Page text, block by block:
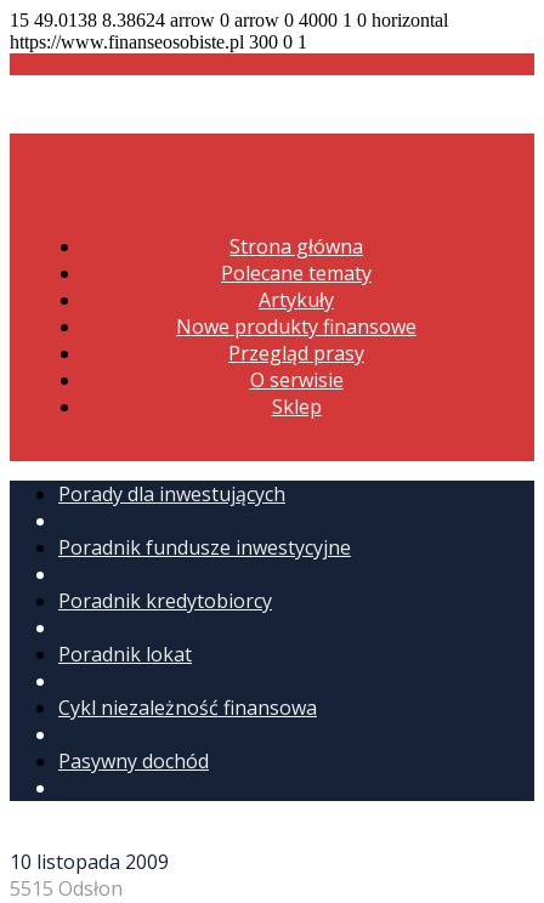
15 49.0138 8.38624 arrow 0 arrow 0 4000 1 0 horizontal
https://www.finanseosobiste.pl 300 0 1
Strona główna
Polecane tematy
Artykuły
Nowe produkty finansowe
Przegląd prasy
O serwisie
Sklep
Porady dla inwestujących
Poradnik fundusze inwestycyjne
Poradnik kredytobiorcy
Poradnik lokat
Cykl niezależność finansowa
Pasywny dochód
10 listopada 2009
5515 Odsłon